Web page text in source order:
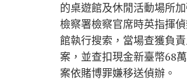
的桌遊館及休閒活動場所
檢察署檢察官席時英指揮
館執行搜索，當場查獲負
案，並查扣現金新臺幣68
案依賭博罪嫌移送偵辦。